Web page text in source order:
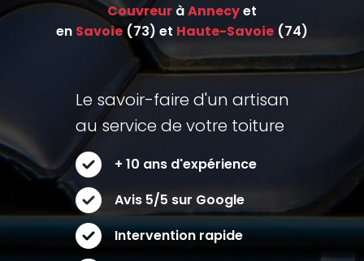
Couvreur àAnnecyet
en Savoie(73) et Haute-Savoie (74)
Le savoir-faire d'un artisan
au service de votre toiture
+ 10 ans d'expérience
Avis 5/5 sur Google
Intervention rapide